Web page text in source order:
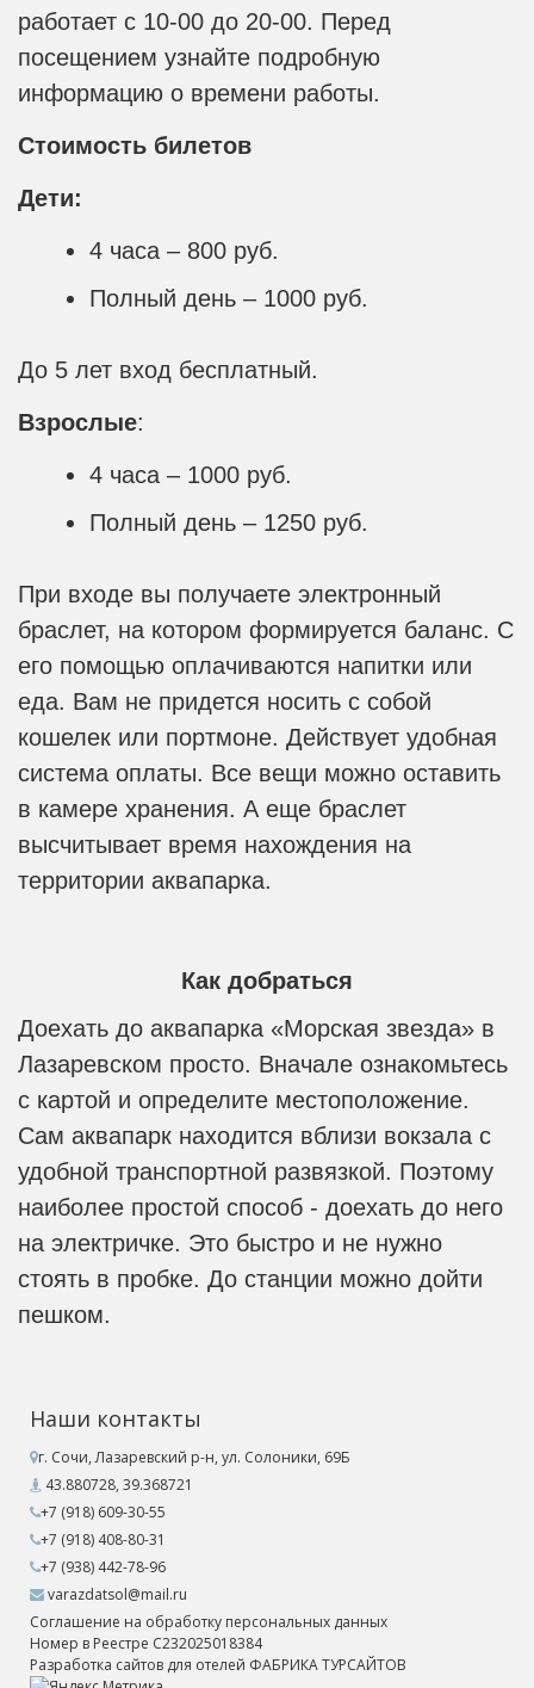
работает с 10-00 до 20-00. Перед
посещением узнайте подробную
информацию о времени работы.
Стоимость билетов
Дети:
4 часа – 800 руб.
Полный день – 1000 руб.
До 5 лет вход бесплатный.
Взрослые:
4 часа – 1000 руб.
Полный день – 1250 руб.
При входе вы получаете электронный
браслет, на котором формируется баланс. С
его помощью оплачиваются напитки или
еда. Вам не придется носить с собой
кошелек или портмоне. Действует удобная
система оплаты. Все вещи можно оставить
в камере хранения. А еще браслет
высчитывает время нахождения на
территории аквапарка.
Как добраться
Доехать до аквапарка «Морская звезда» в
Лазаревском просто. Вначале ознакомьтесь
с картой и определите местоположение.
Сам аквапарк находится вблизи вокзала с
удобной транспортной развязкой. Поэтому
наиболее простой способ - доехать до него
на электричке. Это быстро и не нужно
стоять в пробке. До станции можно дойти
пешком.
выехать пораньше, чтобы занять место на
парковке. Если места заняты, машину
можно оставить за территорией. Еще можно
дойти пешком, осматривая окрестности и
достопримечательности поселка
Лазаревское.
Наши контакты
г. Сочи, Лазаревский р-н, ул. Солоники, 69Б
43.880728, 39.368721
+7 (918) 609-30-55
+7 (918) 408-80-31
+7 (938) 442-78-96
varazdatsol@mail.ru
Соглашение на обработку персональных данных
Номер в Реестре С232025018384
Разработка сайтов для отелей ФАБРИКА ТУРСАЙТОВ